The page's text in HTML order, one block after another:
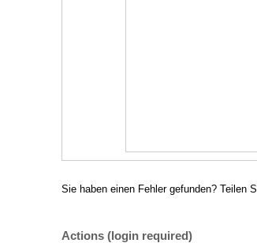
Sie haben einen Fehler gefunden? Teilen
Actions (login required)